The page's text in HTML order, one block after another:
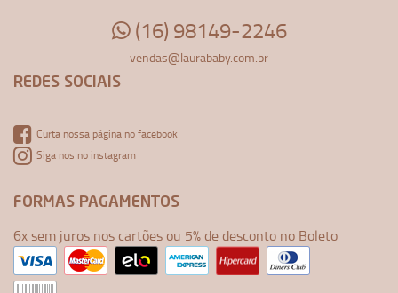
(16) 98149-2246
vendas@laurababy.com.br
REDES SOCIAIS
Curta nossa página no facebook
Siga nos no instagram
FORMAS PAGAMENTOS
6x sem juros nos cartões ou 5% de desconto no Boleto